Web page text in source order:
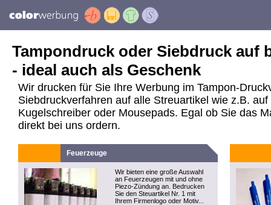
Tampondruck oder Siebdruck auf
- ideal auch als Geschenk
Wir drucken für Sie Ihre Werbung im Tampon-
Siebdruckverfahren auf alle Streuartikel wie z.B.
Kugelschreiber oder Mousepads. Egal ob Sie das
direkt bei uns ordern.
Feuerzeuge
Wir bieten eine große Auswahl
an Feuerzeugen mit und ohne
Piezo-Zündung an. Bedrucken
Sie den Steuartikel Nr. 1 mit
Ihrem Firmenlogo oder Motiv...